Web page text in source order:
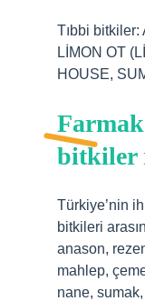
Tıbbi
LİMON OT
HOUSE,
bitkiler
Türkiye’nin
bitkileri
anason,
mahlep,
nane,